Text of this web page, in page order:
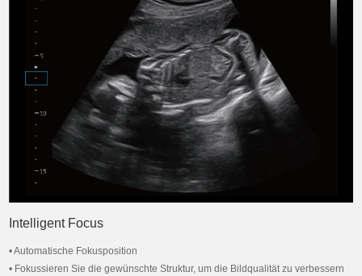
Intelligent Focus
• Automatische Fokusposition
• Fokussieren Sie die gewünschte Struktur, um die Bildqualität zu verbessern